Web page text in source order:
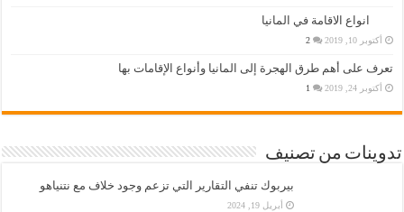
انواع الاقامة في المانيا
أكتوبر 10, 2019 2
تعرف على أهم طرق الهجرة إلى المانيا وأنواع الإقامات بها
أكتوبر 24, 2019 1
تدوينات من تصنيف
بيربوك تنفي التقارير التي تزعم وجود خلاف مع نتنياهو
أبريل 19, 2024